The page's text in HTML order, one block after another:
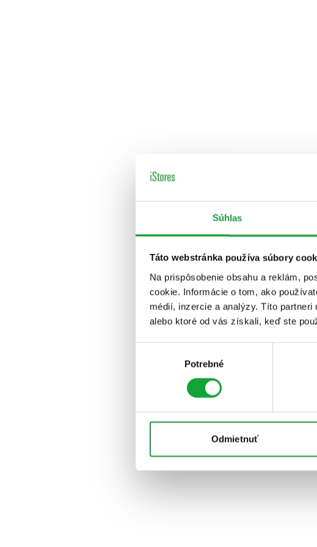
Súhlas
Táto webstránka používa súbory
Na prispôsobenie obsahu a reklám,
cookie. Informácie o tom, ako
médií, inzercie a analýzy. Títo
alebo ktoré od vás získali, keď ste
Potrebné
Odmietnuť